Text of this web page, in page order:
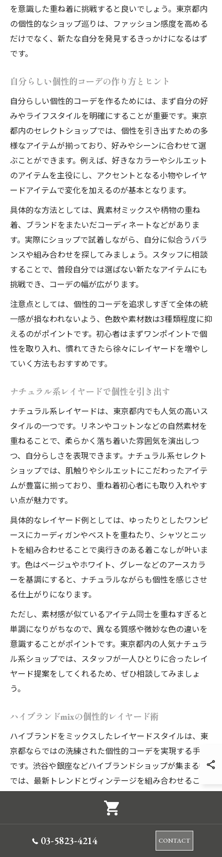
を意識した重ね着に挑戦すると良いでしょう。東京都内
の個性的なショップ巡りは、ファッション感度を高める
だけでなく、新たな自分を発見するきっかけになるはず
です。
自分らしい個性的コーデの作り方とヒント
自分らしい個性的コーデを作るためには、まず自分の好
みやライフスタイルを明確にすることが重要です。東京
都内のセレクトショップでは、個性を引き出すための多
様なアイテムが揃っており、好みやシーンに合わせて選
ぶことができます。例えば、好きなカラーやシルエット
のアイテムを主役にし、アクセントとなる小物やレイヤ
ードアイテムで変化を加えるのが基本となります。
具体的な方法としては、異素材ミックスや柄物の重ね
着、ブランドをまたいだコーディネートなどがありま
す。実際にショップで試着しながら、自分に似合うバラ
ンスや組み合わせを探してみましょう。スタッフに相談
することで、普段自分では選ばない新たなアイテムにも
挑戦でき、コーデの幅が広がります。
注意点としては、個性的コーデを追求しすぎて全体の統
一感が損なわれないよう、色数や素材数は3種類程度に抑
えるのがポイントです。初心者はまずワンポイントで個
性を取り入れ、慣れてきたら徐々にレイヤードを増やし
ていく方法もおすすめです。
ナチュラル系レイヤードで個性を引き出す
ナチュラル系レイヤードは、東京都内でも人気の高いス
タイルの一つです。リネンやコットンなどの自然素材を
重ねることで、柔らかく落ち着いた雰囲気を演出しつ
つ、自分らしさを表現できます。ナチュラル系セレクト
ショップでは、肌触りやシルエットにこだわったアイテ
ムが豊富に揃っており、重ね着初心者にも取り入れやす
い点が魅力です。
具体的なレイヤード例としては、ゆったりとしたワンピ
ースにカーディガンやベストを重ねたり、シャツとニッ
トを組み合わせることで奥行きのある着こなしが叶いま
す。色はベージュやホワイト、グレーなどのアースカラ
ーを基調にすると、ナチュラルながらも個性を感じさせ
る仕上がりになります。
ただし、素材感が似ているアイテム同士を重ねすぎると
単調になりがちなので、異なる質感や微妙な色の違いを
意識することがポイントです。東京都内の人気ナチュラ
ル系ショップでは、スタッフが一人ひとりに合ったレイ
ヤード提案をしてくれるため、ぜひ相談してみましょ
う。
ハイブランドmixの個性的レイヤード術
ハイブランドをミックスしたレイヤードスタイルは、東
京都ならではの洗練された個性的コーデを実現する手法
です。渋谷や銀座などハイブランドショップが集まる街
では、最新トレンドとヴィンテージを組み合わせること
で、唯一無二の存在感を放つコーディネートが可能で
具体的には、ハイブランドのアウターにカジュアルなシ
ャツやデニムを重ねたり、ブランドごとの特徴的なデザ
03-5823-4214 CONTACT